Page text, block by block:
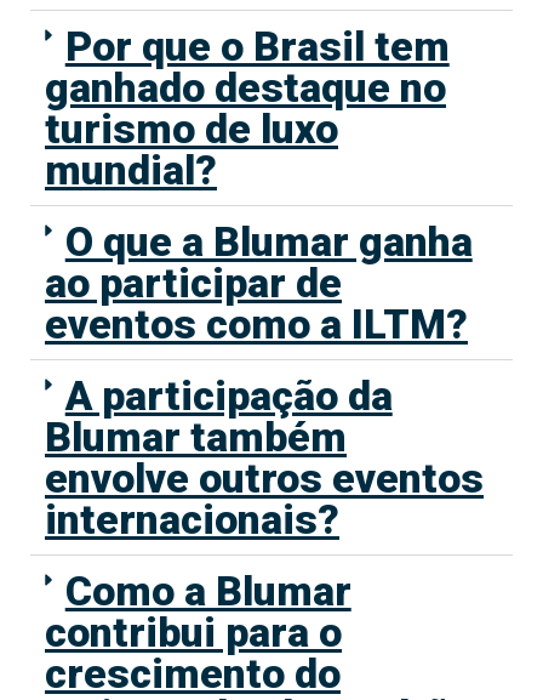
Por que o Brasil tem
ganhado destaque no
turismo de luxo
mundial?
O que a Blumar ganha
ao participar de
eventos como a ILTM?
A participação da
Blumar também
envolve outros eventos
internacionais?
Como a Blumar
contribui para o
crescimento do